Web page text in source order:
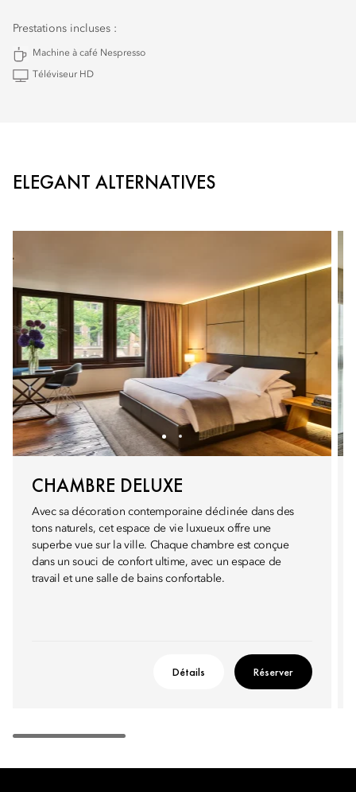
Prestations incluses :
Machine à café Nespresso
Téléviseur HD
ELEGANT ALTERNATIVES
CHAMBRE DELUXE
Avec sa décoration contemporaine déclinée dans des
tons naturels, cet espace de vie luxueux offre une
superbe vue sur la ville. Chaque chambre est conçue
dans un souci de confort ultime, avec un espace de
travail et une salle de bains confortable.
Détails Réserver